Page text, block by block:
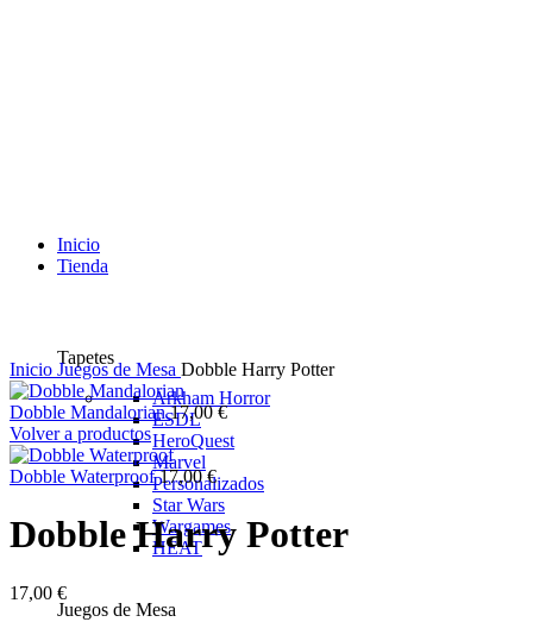
Inicio
Tienda
Tapetes
Arkham Horror
ESDL
HeroQuest
Marvel
Personalizados
Star Wars
Wargames
HEAT
Juegos de Mesa
Inicio Juegos de Mesa Dobble Harry Potter
Dobble Mandalorian17,00€
Volver a productos
Dobble Waterproof17,00€
Dobble Harry Potter
17,00 €